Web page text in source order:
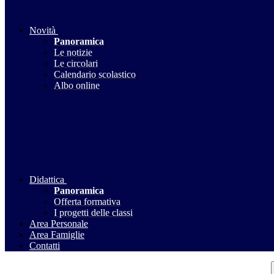
Novità
Panoramica
Le notizie
Le circolari
Calendario scolastico
Albo online
Didattica
Panoramica
Offerta formativa
I progetti delle classi
Area Personale
Area Famiglie
Contatti